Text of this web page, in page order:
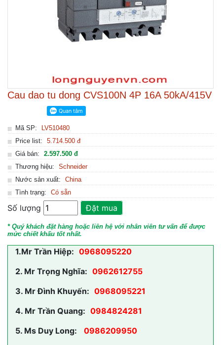
Cau dao tu dong CVS100N 4P 16A 50kA/415V
Mã SP:
LV510480
Price list:
5.714.500 đ
Giá bán:
2.597.500 đ
Thương hiệu:
Schneider
Nước sản xuất:
China
Tình trạng:
Có sẵn
Số lượng Đặt mua
* Quý khách đặt hàng hoặc liên hệ với nhân viên tư vấn để được
mức chiết khấu tốt nhất.
1.Mr Trần Hiệp: 0968095220
2. Mr Trọng Nghĩa: 0962612755
3. Mr Đình Khuyến: 0968095221
4. Mr Trần Quang: 0984824281
5. Ms Duy Long:
0986209950